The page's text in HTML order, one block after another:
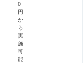
0
円
か
ら
実
施
可
能